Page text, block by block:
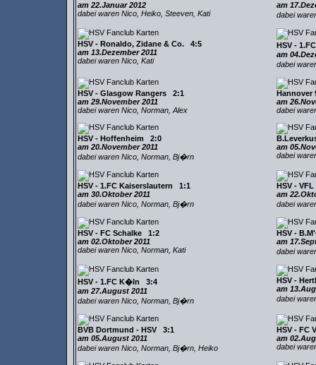
am 22.Januar 2012
dabei waren Nico, Heiko, Steeven, Kati
am
dabei
HSV - Ronaldo, Zidane & Co. 4:5
am 13.Dezember 2011
dabei waren Nico, Kati
HSV -
am
dabei
HSV - Glasgow Rangers 2:1
am 29.November 2011
dabei waren Nico, Norman, Alex
Hannover
am
dabei
HSV - Hoffenheim 2:0
am 20.November 2011
dabei waren Nico, Norman, Bj�rn
am
dabei
HSV - 1.FC Kaiserslautern 1:1
am 30.Oktober 2011
dabei waren Nico, Norman, Bj�rn
HSV -
am
dabei
HSV - FC Schalke 1:2
am 02.Oktober 2011
dabei waren Nico, Norman, Kati
HSV -
am
dabei
HSV - 1.FC K�ln 3:4
am 27.August 2011
dabei waren Nico, Norman, Bj�rn
HSV -
am
dabei
BVB Dortmund - HSV 3:1
am 05.August 2011
dabei waren Nico, Norman, Bj�rn, Heiko
HSV - FC
am
dabei